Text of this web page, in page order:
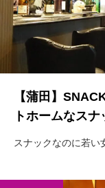
【蒲田】
トホームなスナ
スナックなのに若